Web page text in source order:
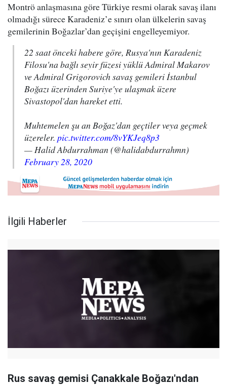
Montrö anlaşmasına göre Türkiye resmi olarak savaş ilanı
olmadığı sürece Karadeniz’e sınırı olan ülkelerin savaş
gemilerinin Boğazlar’dan geçişini engelleyemiyor.
22 saat önceki habere göre, Rusya'nın Karadeniz
Filosu'na bağlı seyir füzesi yüklü Admiral Makarov
ve Admiral Grigorovich savaş gemileri İstanbul
Boğazı üzerinden Suriye'ye ulaşmak üzere
Sivastopol'dan hareket etti.
Muhtemelen şu an Boğaz'dan geçtiler veya geçmek
üzereler. pic.twitter.com/8vYKJeq8p3
— Halid Abdurrahman (@halidabdurrahmn)
February 28, 2020
İlgili Haberler
Rus savaş gemisi Çanakkale Boğazı'ndan